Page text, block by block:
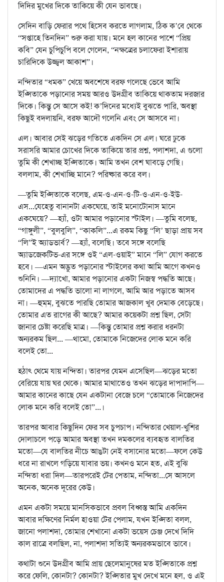
দিদির মুখের দিকে তাকিয়ে কী যেন ভাবছে।
সেদিন বাড়ি ফেরার পথে হিসেব করতে লাগলাম, ঠিক ক’বে থেকে
“সপ্তাহে তিনদিন” শুরু করা যায়। মনে হল কানের পাশে “প্রিয়
কবি” যেন চুপিচুপি বলে গেলেন, “নক্ষত্রের চলাফেরা ইশারায়
চারিদিকে উজ্জ্বল আকাশ”।
নন্দিতার “ধমক” খেয়ে অবশেষে বরফ গলেছে ভেবে আমি
ইপ্সিতাকে পড়ানোর সময় আরও উদগ্রীব তাকিয়ে থাকতাম দরজার
দিকে। কিন্তু সে আসে কই! ক’দিনের মধ্যেই বুঝতে পারি, অবস্থা
কিছুই বদলায়নি, বরফ আদৌ গলেনি এবং সে আসবে না।
এল। আবার সেই ঝড়ের গতিতে একদিন সে এল। ঘরে ঢুকে
সরাসরি আমার চোখের দিকে তাকিয়ে তার প্রশ্ন, পলাশদা, এ গুলো
তুমি কী শেখাচ্ছ ইপ্সিতাকে। আমি তখন বেশ ঘাবড়ে গেছি।
বললাম, কী শেখাচ্ছি মানে? পরিষ্কার করে বল।
—তুমি ইপ্সিতাকে বলেছ, এম-ও-এন-ও-টি-ও-এন-ও-ইউ-
এস...যেহেতু বানানটা একঘেয়ে, তাই মনোটোনাস মানে
একঘেয়ে? —হ্যাঁ, ওটা আমার পড়ানোর স্টাইল। —তুমি বলেছ,
“গাঙ্গুলী”, “বুলবুলি”, “কাকলি”...এ রকম কিছু “লি’ ছাড়া প্রায় সব
“লি”ই অ্যাডভার্ব? —হ্যাঁ, বলেছি। তবে সঙ্গে বলেছি
অ্যাডজেকটিভ-এর সঙ্গে ওই “এল-ওয়াই” মানে “লি” যোগ করতে
হবে। —এমন অদ্ভুত পড়ানোর স্টাইলের কথা আমি আগে কখনও
শুনিনি। —দ্যাখো, আমার পড়ানোর একটা নিজস্ব পদ্ধতি আছে।
তোমাদের এ পদ্ধতি ভালো না লাগলে, আমি আর পড়াতে আসব
না। —হুম্‌ম্‌, বুঝতে পারছি তোমার আজকাল খুব দেমাক বেড়েছে।
তোমার এত রাগের কী আছে? আমার কয়েকটা প্রশ্ন ছিল, সেটা
জানার চেষ্টা করেছি মাত্র। —কিন্তু তোমার প্রশ্ন করার ধরনটা
অন্যরকম ছিল... —থামো, তোমাকে নিজেদের লোক মনে করি
বলেই তো...
হঠাৎ থেমে যায় নন্দিতা। তারপর যেমন এসেছিল—ঝড়ের মতো
বেরিয়ে যায় ঘর থেকে। আমার মাথাতেও তখন ঝড়ের দাপাদাপি—
আমার কানের কাছে যেন একটানা বেজে চলে “তোমাকে নিজেদের
লোক মনে করি বলেই তো”...।
তারপর আবার কিছুদিন ফের সব চুপচাপ। নন্দিতার খেয়াল-খুশির
দোলাচলে পড়ে আমার অবস্থা তখন দমকলের ব্যবহৃত বালতির
মতো—যে বালতির নীচে আঙটা নেই বসানোর মতো—ফলে কেউ
ধরে না রাখলে গড়িয়ে যাবার ভয়। কখনও মনে হত, এই বুঝি
নন্দিতা ধরা দিল—তারপরেই টের পেতাম, নন্দিতা...সে আসলে
অনেক, অনেক দূরের কেউ।
এমন একটা সময়ে মানসিকভাবে প্রবল বিধ্বস্ত আমি একদিন
আবার দক্ষিণের নির্মল হাওয়া টের পেলাম, যখন ইপ্সিতা বলল,
জানো পলাশদা, তোমার শেখানো একটা ভয়েস চেঞ্জ দেখে দিদি
কাল রাত্রে বলছিল, না, পলাশদা সত্যিই অন্যরকমভাবে ভাবে।
কথাটা শুনে উদগ্রীব আমি প্রায় ছেলেমানুষের মত ইপ্সিতাকে প্রশ্ন
করে ফেলি, কোনটা? কোনটা? ইপ্সিতার মুখ দেখে মনে হল, ও এই